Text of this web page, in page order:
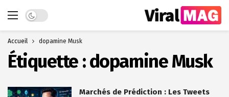
Dark mode
Accueil dopamine Musk
Étiquette :dopamine Musk
Marchés de Prédiction : Les Tweets